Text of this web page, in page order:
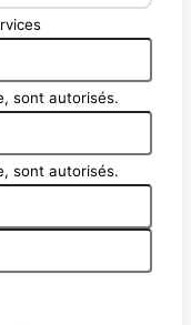
sont autorisés.
sont autorisés.